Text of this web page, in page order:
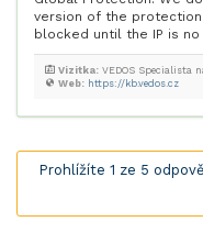
version of the protection
blocked until the IP is
Web: https://kb.vedos.cz
Vizitka: VEDOS Specialista
Prohlížíte 1 ze 5